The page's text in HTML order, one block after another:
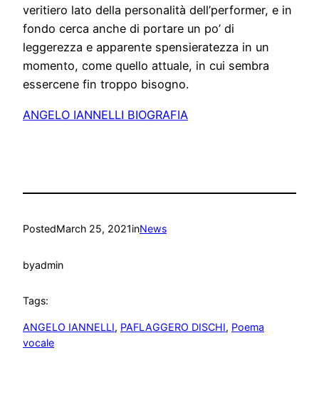
veritiero lato della personalità dell’performer, e in
fondo cerca anche di portare un po’ di
leggerezza e apparente spensieratezza in un
momento, come quello attuale, in cui sembra
essercene fin troppo bisogno.
ANGELO IANNELLI BIOGRAFIA
PostedMarch 25, 2021inNews
byadmin
Tags:
ANGELO IANNELLI, PAFLAGGERO DISCHI, Poema
vocale